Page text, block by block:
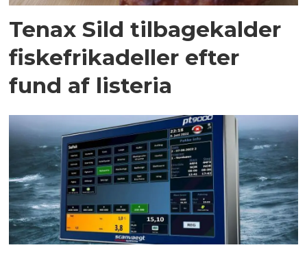
Tenax Sild tilbagekalder
fiskefrikadeller efter
fund af listeria